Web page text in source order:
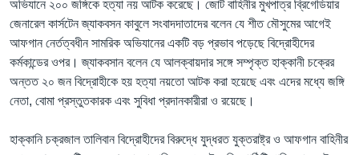
দক্ষিণ-এশিয়া
সম্পাদকীয়
টেলিভিশন
ভিডিও
অভিযানে ২০০ জঙ্গিকে হত্যা নয় আটক করেছে। জোট বাহিনীর মুখপাত্র ব্রিগেডিয়ার
জেনারেল কার্সটেন জ্যাকবসন কাবুলে সংবাদদাতাদের বলেন যে শীত মৌসুমের আগেই
আফগান নের্তত্বধীন সামরিক অভিযানের একটি বড় প্রভাব পড়েছে বিদ্রোহীদের
কর্মকান্ডের ওপর। জ্যাকবসান বলেন যে আলক্বায়দার সঙ্গে সম্পৃক্ত হাক্কানী চক্রের
অন্তত ২০ জন বিদ্রোহীকে হয় হত্যা নয়তো আটক করা হয়েছে এবং এদের মধ্যে জঙ্গি
নেতা, বোমা প্রস্তুতকারক এবং সুবিধা প্রদানকারীরা ও রয়েছে।
হাক্কানি চক্রজাল তালিবান বিদ্রোহীদের বিরুদ্ধে যুদ্ধরত যুক্তরাষ্ট্র ও আফগান বাহিনীর